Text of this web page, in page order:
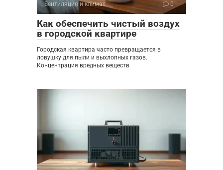
Вентиляция и климат 0
Как обеспечить чистый воздух
в городской квартире
Городская квартира часто превращается в
ловушку для пыли и выхлопных газов.
Концентрация вредных веществ